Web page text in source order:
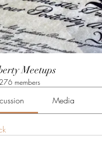
Meetups
276 members
Media